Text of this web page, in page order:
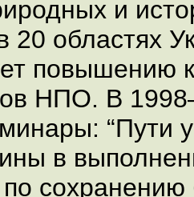
и
20 областях
повышению
НПО. В
“Пути
в
по сохранению